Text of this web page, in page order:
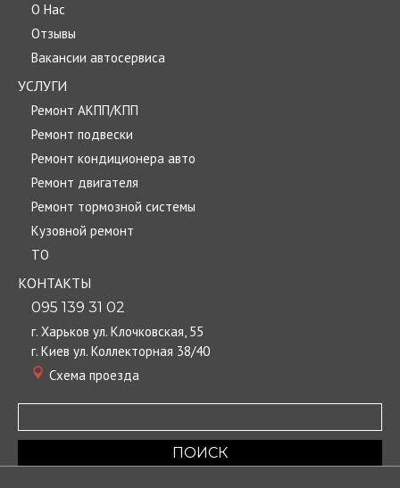
О Нас
Отзывы
Вакансии автосервиса
УСЛУГИ
Ремонт АКПП/КПП
Ремонт подвески
Ремонт кондиционера авто
Ремонт двигателя
Ремонт тормозной системы
Кузовной ремонт
TО
КОНТАКТЫ
095 139 31 02
г. Харьков ул. Клочковская, 55
г. Киев ул. Коллекторная 38/40
Cхема проезда